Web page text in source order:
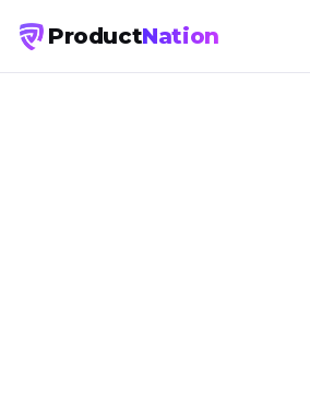
ProductNation